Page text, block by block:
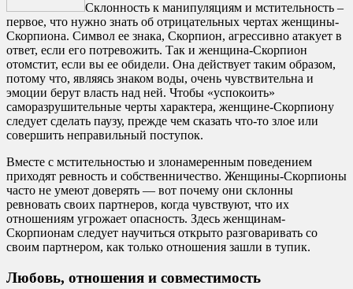
Склонность к манипуляциям и мстительность –
первое, что нужно знать об отрицательных чертах женщины-
Скорпиона. Символ ее знака, Скорпион, агрессивно атакует в
ответ, если его потревожить. Так и женщина-Скорпион
отомстит, если вы ее обидели. Она действует таким образом,
потому что, являясь знаком воды, очень чувствительна и
эмоции берут власть над ней. Чтобы «успокоить»
саморазрушительные черты характера, женщине-Скорпиону
следует сделать паузу, прежде чем сказать что-то злое или
совершить неправильный поступок.
Вместе с мстительностью и злонамеренным поведением
приходят ревность и собственничество. Женщины-Скорпионы
часто не умеют доверять — вот почему они склонны
ревновать своих партнеров, когда чувствуют, что их
отношениям угрожает опасность. Здесь женщинам-
Скорпионам следует научиться открыто разговаривать со
своим партнером, как только отношения зашли в тупик.
Любовь, отношения и совместимость